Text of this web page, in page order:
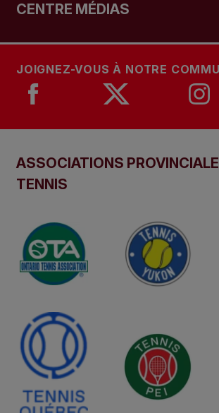
CENTRE MÉDIAS
JOIGNEZ-VOUS À NOTRE
ASSOCIATIONS
TENNIS